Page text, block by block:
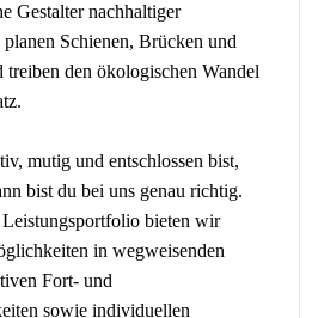
Gestalter nachhaltiger
Schienen, Brücken und
den ökologischen Wandel
mutig und entschlossen bist,
bist du bei uns genau richtig.
bieten wir
in wegweisenden
Fort- und
sowie individuellen